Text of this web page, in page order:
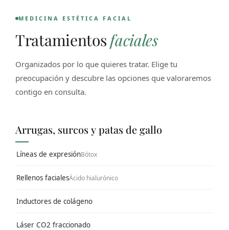
MEDICINA ESTÉTICA FACIAL
Tratamientos faciales
Organizados por lo que quieres tratar. Elige tu
preocupación y descubre las opciones que valoraremos
contigo en consulta.
Arrugas, surcos y patas de gallo
Líneas de expresiónBótox
Rellenos facialesÁcido hialurónico
Inductores de colágeno
Láser CO2 fraccionado